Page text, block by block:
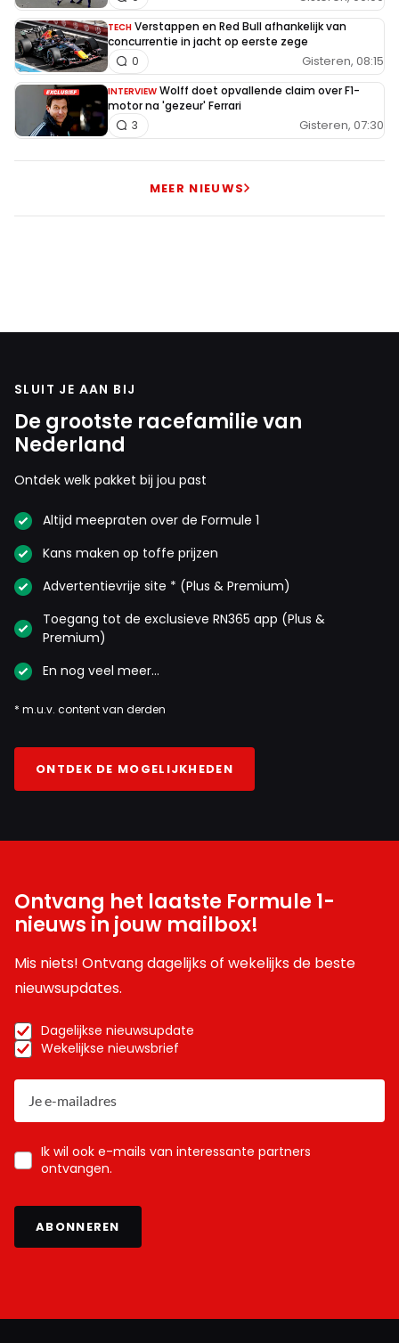
TECH Verstappen en Red Bull afhankelijk van
concurrentie in jacht op eerste zege
Gisteren, 08:15
0
INTERVIEW Wolff doet opvallende claim over F1-
motor na 'gezeur' Ferrari
Gisteren, 07:30
3
MEER NIEUWS
SLUIT JE AAN BIJ
De grootste racefamilie van
Nederland
Ontdek welk pakket bij jou past
Altijd meepraten over de Formule 1
Kans maken op toffe prijzen
Advertentievrije site * (Plus & Premium)
Toegang tot de exclusieve RN365 app (Plus &
Premium)
En nog veel meer…
* m.u.v. content van derden
ONTDEK DE MOGELIJKHEDEN
Ontvang het laatste Formule 1-
nieuws in jouw mailbox!
Mis niets! Ontvang dagelijks of wekelijks de beste
nieuwsupdates.
Dagelijkse nieuwsupdate
Wekelijkse nieuwsbrief
Ik wil ook e-mails van interessante partners
ontvangen.
ABONNEREN